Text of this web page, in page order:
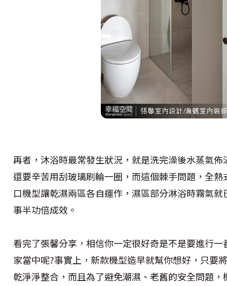
再者，沐浴時最常發生狀況，就是洗完澡後水蒸氣
還要辛苦用刮玻璃刷輪一圈，而這個棘手問題，全
口機型讓乾濕兩區各自運作，濕區部分淋浴時霧氣
事半功倍成效。
看完了張馨分享，相信你一定很好奇是不是要進行
家當中呢?事實上，新款機型造早就幫你想好，只要
乾淨淨整合，而且為了避免潮濕、老舊的安全問題